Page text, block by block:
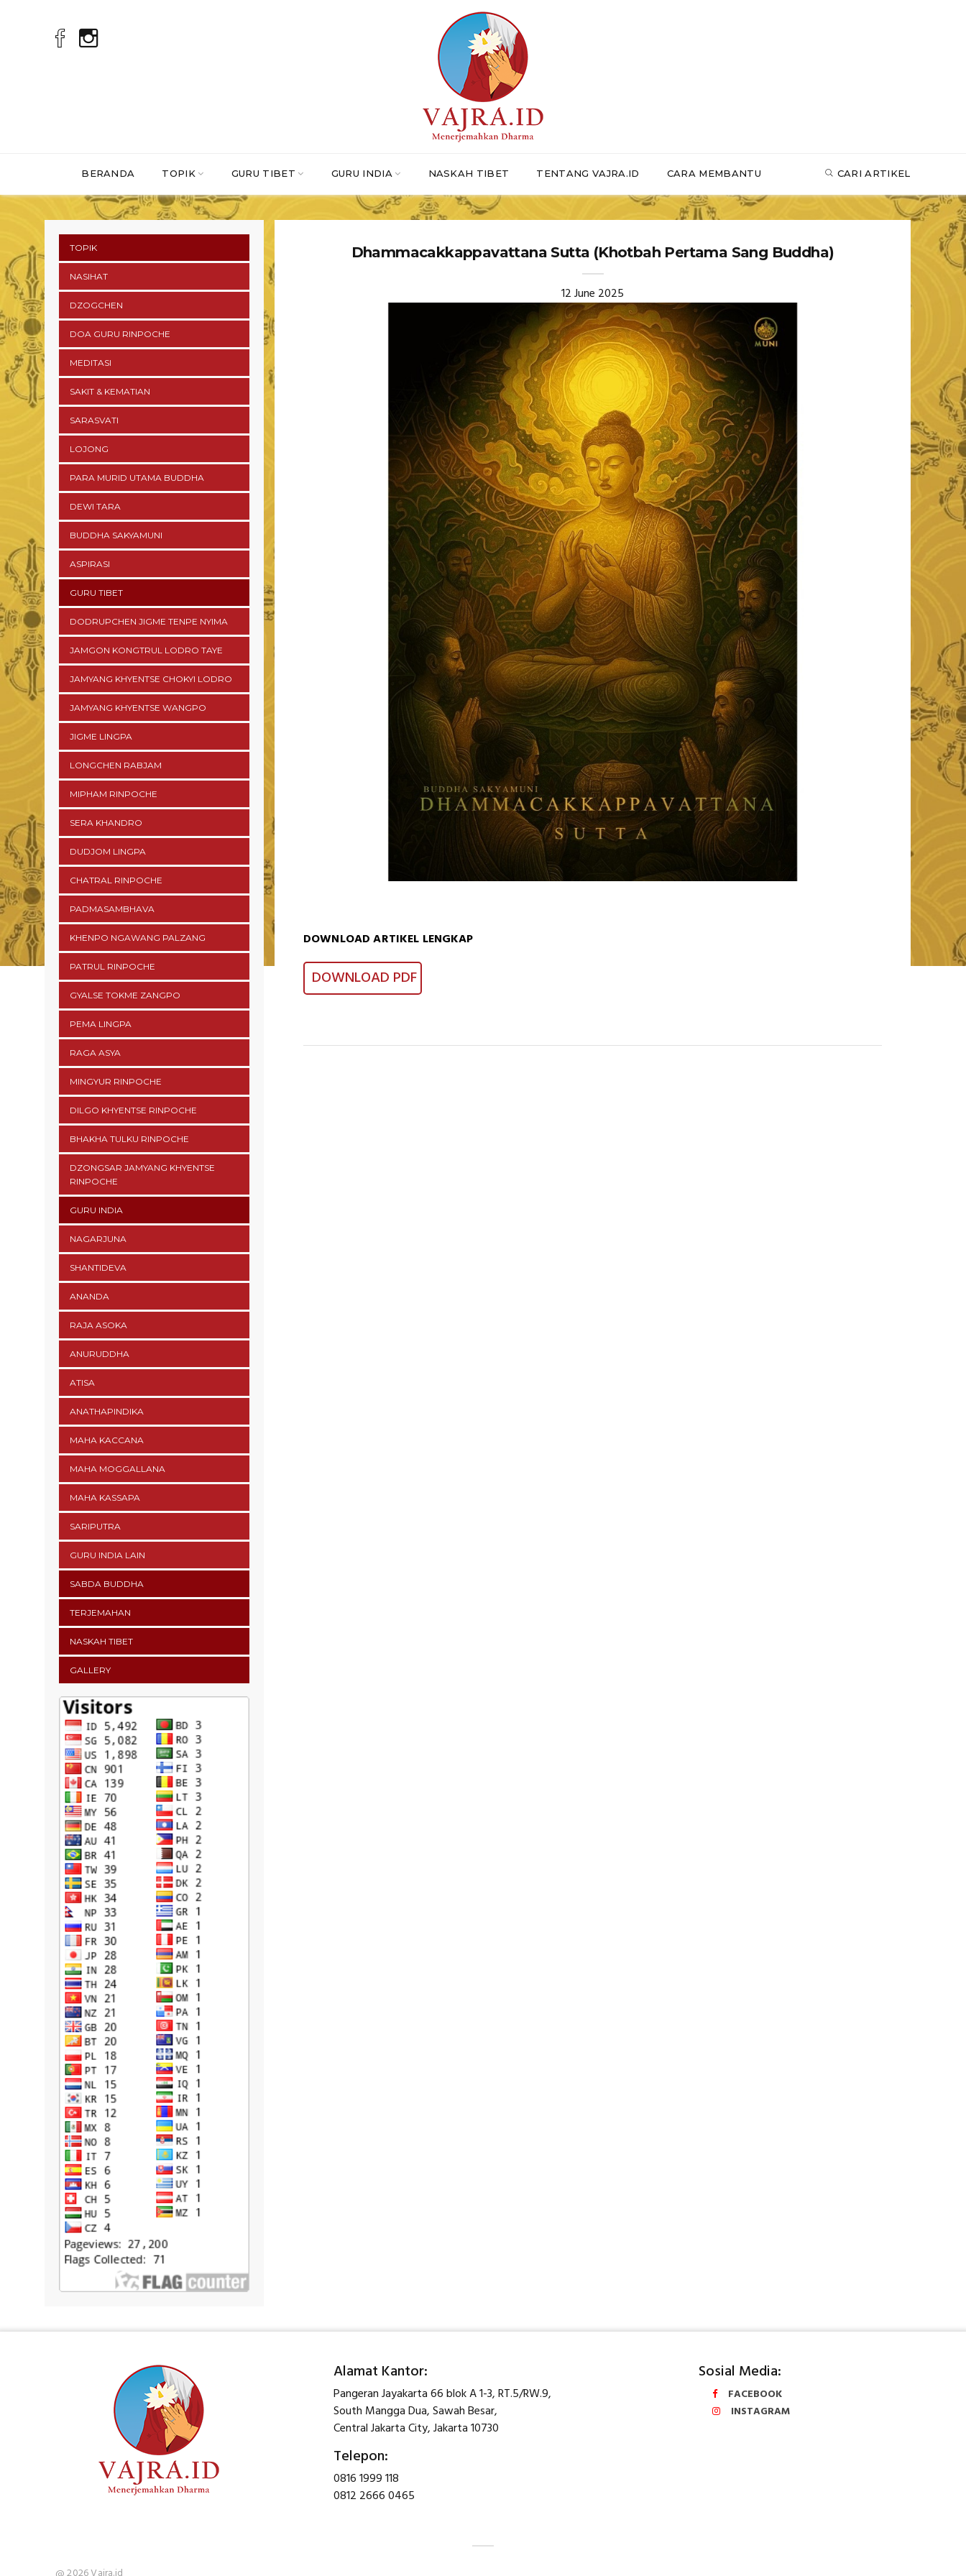
BERANDA TOPIK GURU TIBET GURU INDIA NASKAH TIBET TENTANG VAJRA.ID CARA MEMBANTU CARI ARTIKEL
TOPIK
NASIHAT
DZOGCHEN
DOA GURU RINPOCHE
MEDITASI
SAKIT & KEMATIAN
SARASVATI
LOJONG
PARA MURID UTAMA BUDDHA
DEWI TARA
BUDDHA SAKYAMUNI
ASPIRASI
GURU TIBET
DODRUPCHEN JIGME TENPE NYIMA
JAMGON KONGTRUL LODRO TAYE
JAMYANG KHYENTSE CHOKYI LODRO
JAMYANG KHYENTSE WANGPO
JIGME LINGPA
LONGCHEN RABJAM
MIPHAM RINPOCHE
SERA KHANDRO
DUDJOM LINGPA
CHATRAL RINPOCHE
PADMASAMBHAVA
KHENPO NGAWANG PALZANG
PATRUL RINPOCHE
GYALSE TOKME ZANGPO
PEMA LINGPA
RAGA ASYA
MINGYUR RINPOCHE
DILGO KHYENTSE RINPOCHE
BHAKHA TULKU RINPOCHE
DZONGSAR JAMYANG KHYENTSE
RINPOCHE
GURU INDIA
NAGARJUNA
SHANTIDEVA
ANANDA
RAJA ASOKA
ANURUDDHA
ATISA
ANATHAPINDIKA
MAHA KACCANA
MAHA MOGGALLANA
MAHA KASSAPA
SARIPUTRA
GURU INDIA LAIN
SABDA BUDDHA
TERJEMAHAN
NASKAH TIBET
GALLERY
Dhammacakkappavattana Sutta (Khotbah Pertama Sang Buddha)
12 June 2025
DOWNLOAD ARTIKEL LENGKAP
DOWNLOAD PDF
Alamat Kantor:
Pangeran Jayakarta 66 blok A 1-3, RT.5/RW.9,
South Mangga Dua, Sawah Besar,
Central Jakarta City, Jakarta 10730
Telepon:
0816 1999 118
0812 2666 0465
Sosial Media:
FACEBOOK
INSTAGRAM